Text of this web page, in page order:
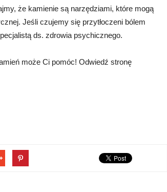
że kamienie są narzędziami, które mogą
Jeśli czujemy się przytłoczeni bólem
ds. zdrowia psychicznego.
może Ci pomóc! Odwiedź stronę